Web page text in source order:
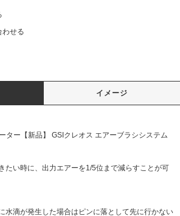
わせる
イメージ
ター【新品】 GSIクレオス エアーブラシシステム
たい時に、出力エアーを1/5位まで減らすことが可
水滴が発生した場合はピンに落として先に行かない